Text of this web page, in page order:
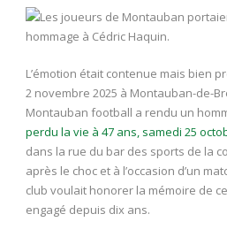
L’émotion était contenue mais bien
2 novembre 2025 à Montauban-de-
Montauban football a rendu un
perdu la vie à 47 ans, samedi 25
dans la rue du bar des sports de la
après le choc et à l’occasion d’un
club voulait honorer la mémoire de
engagé depuis dix ans.